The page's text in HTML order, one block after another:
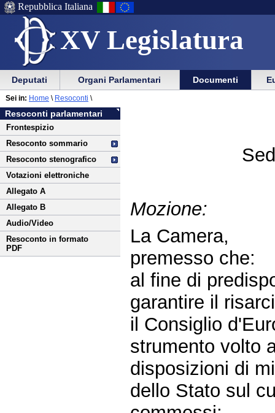
XV Legislatura
Menu
di
ausilio
alla
navigazione
Vai
Menu
di
navigazione
principale
Repubblica Italiana
Menu
di
navigazione
principale
Vai
menu
di
sezione
Deputati Organi Parlamentari Documenti
Vai
al
contenuto
Resoconti parlamentari
Frontespizio
Resoconto sommario
Resoconto stenografico
Votazioni elettroniche
Allegato A
Allegato B
Audio/Video
Resoconto in formato
PDF
Sei in: Home \ Resoconti \
Mozione:
La Camera,
premesso che:
al fine di
garantire il
il Consiglio
strumento volto
disposizioni di
dello Stato sul